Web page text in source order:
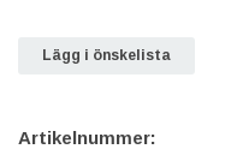
Lägg i önskelista
Artikelnummer: